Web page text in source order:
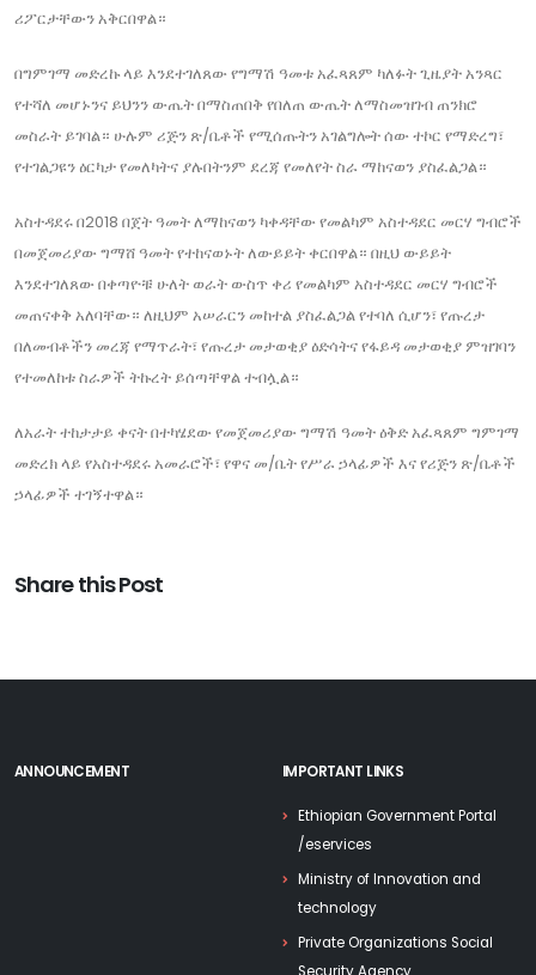
ሪፖርታቸውን አቅርበዋል።
በግምገማ መድረኩ ላይ እንደተገለጸው የግማሽ ዓመቱ አፈጻጸም ካለፉት ጊዜያት አንጻር
የተሻለ መሆኑንና ይህንን ውጤት በማስጠበቅ የበለጠ ውጤት ለማስመዝገብ ጠንክሮ
መስራት ይገባል። ሁሉም ሪጅን ጽ/ቤቶች የሚሰጡትን አገልግሎት ሰው ተኮር የማድረግ፣
የተገልጋዩን ዕርካታ የመለካትና ያሉበትንም ደረጃ የመለየት ስራ ማከናወን ያስፈልጋል።
አስተዳደሩ በ2018 በጀት ዓመት ለማከናወን ካቀዳቸው የመልካም አስተዳደር መርሃ ግብሮች
በመጀመሪያው ግማሸ ዓመት የተከናወኑት ለውይይት ቀርበዋል። በዚህ ውይይት
እንደተገለጸው በቀጣዮቹ ሁለት ወራት ውስጥ ቀሪ የመልካም አስተዳደር መርሃ ግብሮች
መጠናቀቅ አለባቸው። ለዚህም አሠራርን መከተል ያስፈልጋል የተባለ ሲሆን፣ የጡረታ
በለመብቶችን መረጃ የማጥራት፣ የጡረታ መታወቂያ ዕድሳትና የፋይዳ መታወቂያ ምዝገባን
የተመለከቱ ስራዎች ትኩረት ይሰጣቸዋል ተብሏል።
ለአራት ተከታታይ ቀናት በተካሄደው የመጀመሪያው ግማሽ ዓመት ዕቅድ አፈጻጸም ግምገማ
መድረክ ላይ የአስተዳደሩ አመራሮች፣ የዋና መ/ቤት የሥራ ኃላፊዎች እና የሪጅን ጽ/ቤቶች
ኃላፊዎች ተገኝተዋል።
Share this Post
ANNOUNCEMENT IMPORTANT LINKS
Ethiopian Government Portal
/eservices
Ministry of Innovation and
technology
Private Organizations Social